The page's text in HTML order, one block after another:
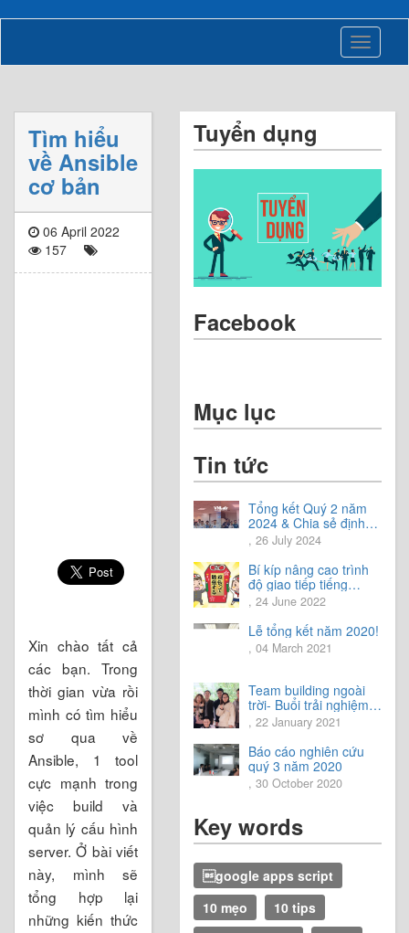
Toggle
Tìm hiểu
về Ansible
cơ bản
06 April 2022
157
Xin chào tất cả
các bạn. Trong
thời gian vừa rồi
mình có tìm hiểu
sơ qua về
Ansible, 1 tool
cực mạnh trong
việc build và
quản lý cấu hình
server. Ở bài viết
này, mình sẽ
tổng hợp lại
những kiến thức
Tuyển dụng
Facebook
Mục lục
Tin tức
Tổng kết Quý 2 năm
2024 & Chia sẻ định
hướng Quý 3 năm
2024
, 26 July 2024
Bí kíp nâng cao trình
độ giao tiếp tiếng
Nhật.
, 24 June 2022
Lễ tổng kết năm 2020!
, 04 March 2021
Team building ngoài
trời- Buổi trải nghiệm
tuyệt vời.
, 22 January 2021
Báo cáo nghiên cứu
quý 3 năm 2020
, 30 October 2020
Key words
google apps script
10 mẹo
10 tips